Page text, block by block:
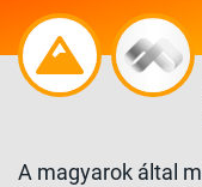
A magyarok által